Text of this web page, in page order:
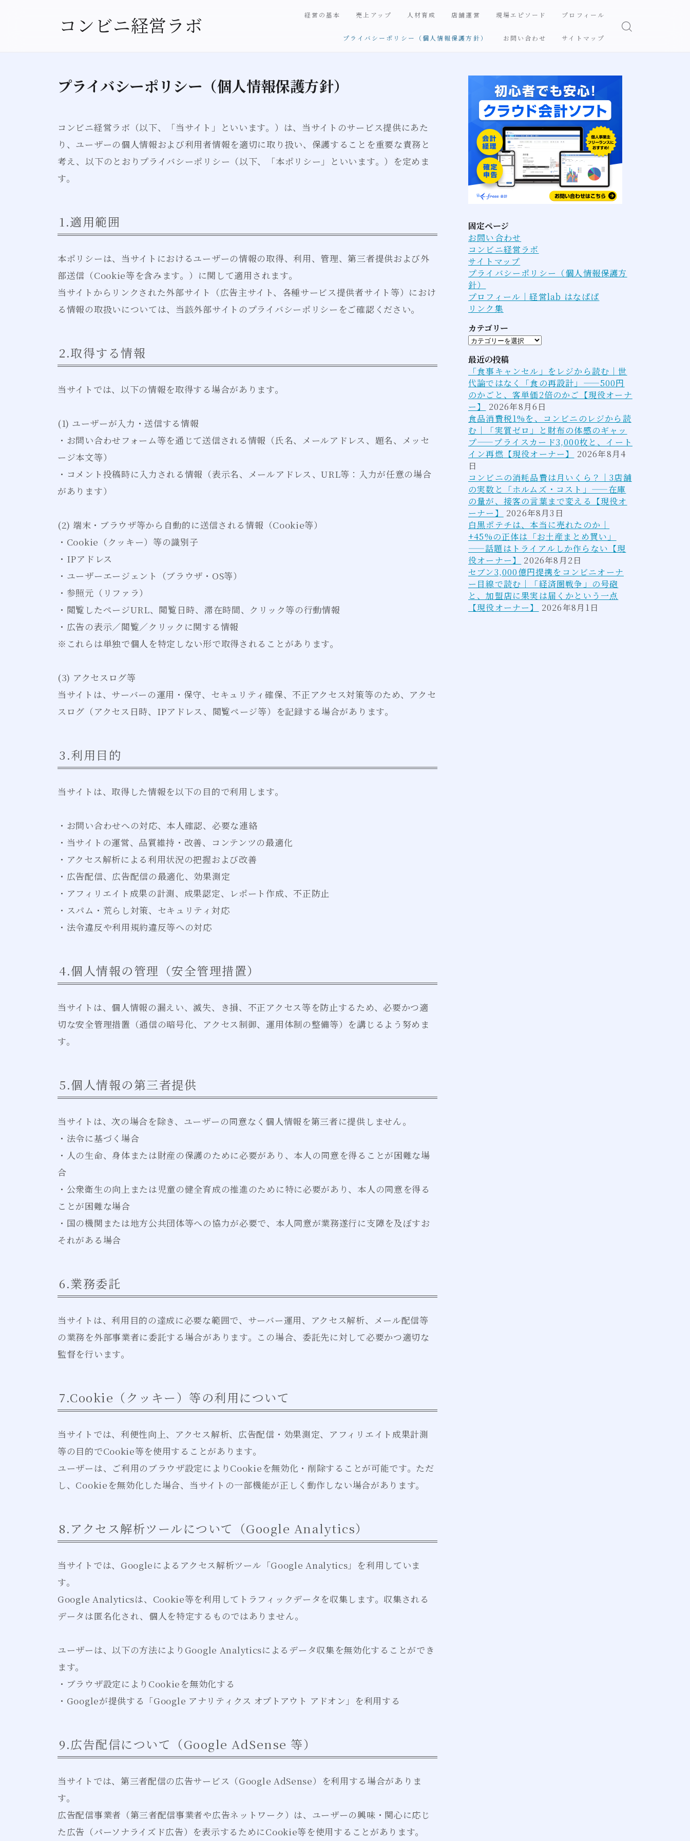
コンビニ経営ラボ
経営の基本 売上アップ 人材育成 店舗運営 現場エピソード プロフィール
プライバシーポリシー（個人情報保護方針） お問い合わせ サイトマップ
プライバシーポリシー（個人情報保護方針）
コンビニ経営ラボ（以下、「当サイト」といいます。）は、当サイトのサービス提供にあた
り、ユーザーの個人情報および利用者情報を適切に取り扱い、保護することを重要な責務と
考え、以下のとおりプライバシーポリシー（以下、「本ポリシー」といいます。）を定めま
す。
1.適用範囲
本ポリシーは、当サイトにおけるユーザーの情報の取得、利用、管理、第三者提供および外
部送信（Cookie等を含みます。）に関して適用されます。
当サイトからリンクされた外部サイト（広告主サイト、各種サービス提供者サイト等）におけ
る情報の取扱いについては、当該外部サイトのプライバシーポリシーをご確認ください。
2.取得する情報
当サイトでは、以下の情報を取得する場合があります。
(1) ユーザーが入力・送信する情報
・お問い合わせフォーム等を通じて送信される情報（氏名、メールアドレス、題名、メッセ
ージ本文等）
・コメント投稿時に入力される情報（表示名、メールアドレス、URL等：入力が任意の場合
があります）
(2) 端末・ブラウザ等から自動的に送信される情報（Cookie等）
・Cookie（クッキー）等の識別子
・IPアドレス
・ユーザーエージェント（ブラウザ・OS等）
・参照元（リファラ）
・閲覧したページURL、閲覧日時、滞在時間、クリック等の行動情報
・広告の表示／閲覧／クリックに関する情報
※これらは単独で個人を特定しない形で取得されることがあります。
(3) アクセスログ等
当サイトは、サーバーの運用・保守、セキュリティ確保、不正アクセス対策等のため、アクセ
スログ（アクセス日時、IPアドレス、閲覧ページ等）を記録する場合があります。
3.利用目的
当サイトは、取得した情報を以下の目的で利用します。
・お問い合わせへの対応、本人確認、必要な連絡
・当サイトの運営、品質維持・改善、コンテンツの最適化
・アクセス解析による利用状況の把握および改善
・広告配信、広告配信の最適化、効果測定
・アフィリエイト成果の計測、成果認定、レポート作成、不正防止
・スパム・荒らし対策、セキュリティ対応
・法令違反や利用規約違反等への対応
4.個人情報の管理（安全管理措置）
当サイトは、個人情報の漏えい、滅失、き損、不正アクセス等を防止するため、必要かつ適
切な安全管理措置（通信の暗号化、アクセス制御、運用体制の整備等）を講じるよう努めま
す。
5.個人情報の第三者提供
当サイトは、次の場合を除き、ユーザーの同意なく個人情報を第三者に提供しません。
・法令に基づく場合
・人の生命、身体または財産の保護のために必要があり、本人の同意を得ることが困難な場
合
・公衆衛生の向上または児童の健全育成の推進のために特に必要があり、本人の同意を得る
ことが困難な場合
・国の機関または地方公共団体等への協力が必要で、本人同意が業務遂行に支障を及ぼすお
それがある場合
6.業務委託
当サイトは、利用目的の達成に必要な範囲で、サーバー運用、アクセス解析、メール配信等
の業務を外部事業者に委託する場合があります。この場合、委託先に対して必要かつ適切な
監督を行います。
7.Cookie（クッキー）等の利用について
当サイトでは、利便性向上、アクセス解析、広告配信・効果測定、アフィリエイト成果計測
等の目的でCookie等を使用することがあります。
ユーザーは、ご利用のブラウザ設定によりCookieを無効化・削除することが可能です。ただ
し、Cookieを無効化した場合、当サイトの一部機能が正しく動作しない場合があります。
8.アクセス解析ツールについて（Google Analytics）
当サイトでは、Googleによるアクセス解析ツール「Google Analytics」を利用していま
す。
Google Analyticsは、Cookie等を利用してトラフィックデータを収集します。収集される
データは匿名化され、個人を特定するものではありません。
ユーザーは、以下の方法によりGoogle Analyticsによるデータ収集を無効化することができ
ます。
・ブラウザ設定によりCookieを無効化する
・Googleが提供する「Google アナリティクス オプトアウト アドオン」を利用する
9.広告配信について（Google AdSense 等）
当サイトでは、第三者配信の広告サービス（Google AdSense）を利用する場合がありま
す。
広告配信事業者（第三者配信事業者や広告ネットワーク）は、ユーザーの興味・関心に応じ
た広告（パーソナライズド広告）を表示するためにCookie等を使用することがあります。
固定ページ
お問い合わせ
コンビニ経営ラボ
サイトマップ
プライバシーポリシー（個人情報保護方
針）
プロフィール｜経営lab はなぱぱ
リンク集
カテゴリー
カ
ゴ
リ
ー
最近の投稿
「食事キャンセル」をレジから読む｜世
代論ではなく「食の再設計」——500円
のかごと、客単価2倍のかご【現役オーナ
ー】
2026年8月6日
食品消費税1%を、コンビニのレジから読
む｜「実質ゼロ」と財布の体感のギャッ
プ——プライスカード3,000枚と、イート
イン再燃【現役オーナー】
2026年8月4
日
コンビニの消耗品費は月いくら？｜3店舗
の実数と「ホルムズ・コスト」——在庫
の量が、接客の言葉まで変える【現役オ
ーナー】
2026年8月3日
白黒ポテチは、本当に売れたのか｜
+45%の正体は「お土産まとめ買い」
——話題はトライアルしか作らない【現
役オーナー】
2026年8月2日
セブン3,000億円提携をコンビニオーナ
ー目線で読む｜「経済圏戦争」の号砲
と、加盟店に果実は届くかという一点
【現役オーナー】
2026年8月1日